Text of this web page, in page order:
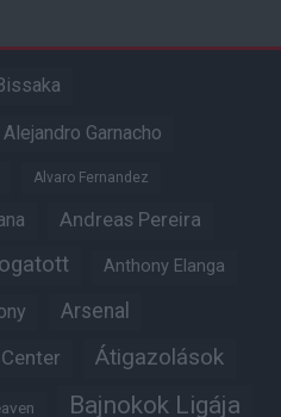
Alejandro Garnacho
Alvaro Fernandez
Andreas Pereira
Anthony Elanga
Arsenal
Átigazolások
Bajnokok Ligája